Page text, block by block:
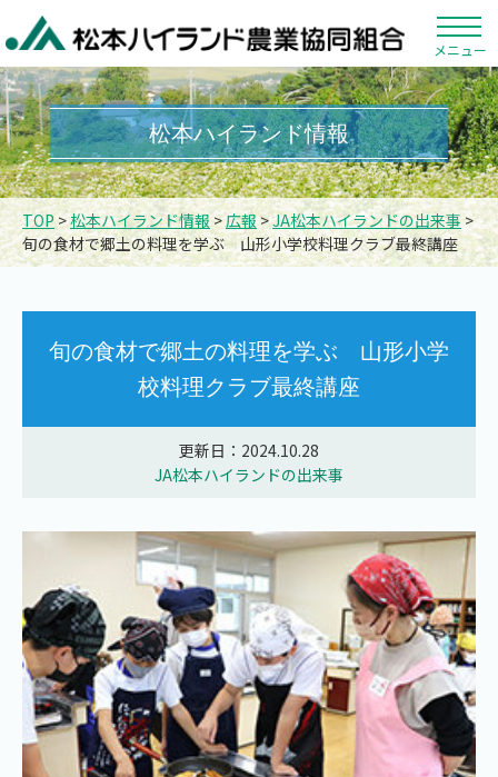
メニュー
松本ハイランド情報
TOP>松本ハイランド情報>広報>JA松本ハイランドの出来事 >
旬の食材で郷土の料理を学ぶ 山形小学校料理クラブ最終講座
旬の食材で郷土の料理を学ぶ 山形小学
校料理クラブ最終講座
更新日：2024.10.28
JA松本ハイランドの出来事